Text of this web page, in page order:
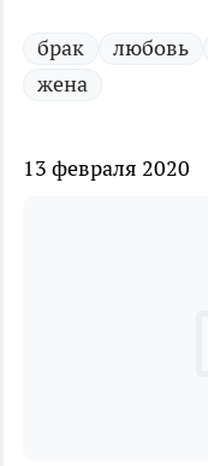
брак любовь
жена
13 февраля 2020